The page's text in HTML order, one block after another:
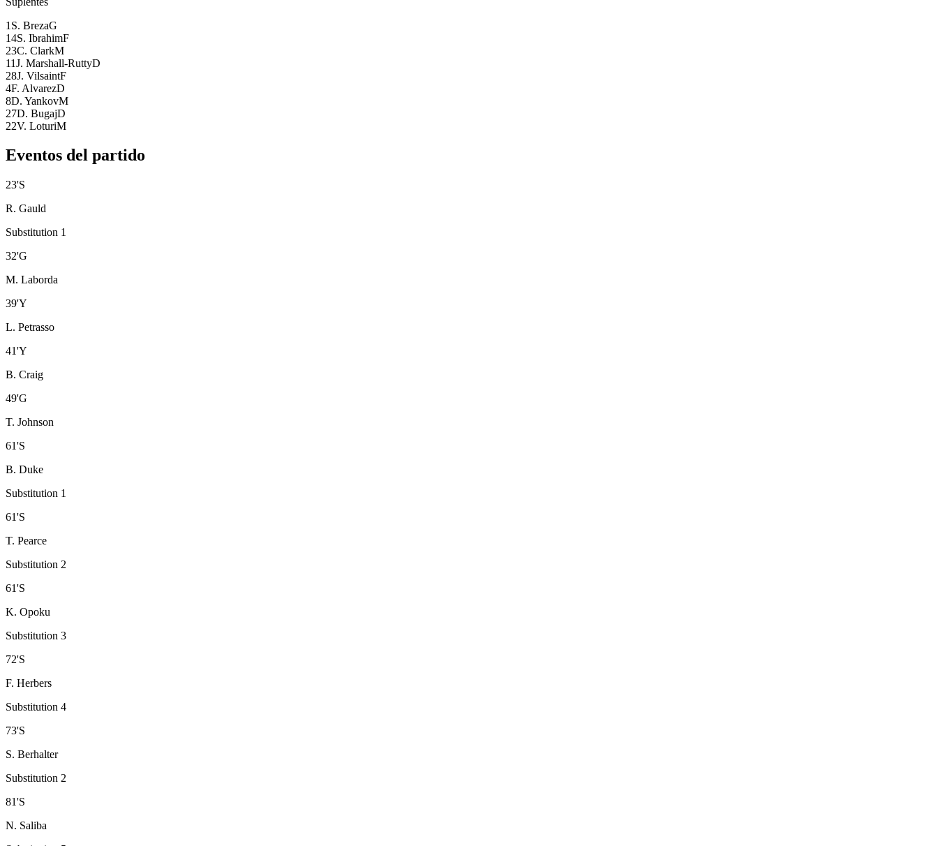
1 S. BrezaG
14S. IbrahimF
23C. ClarkM
11J. Marshall-RuttyD
28J. VilsaintF
4F. AlvarezD
8D. YankovM
27D. BugajD
22V. LoturiM
Eventos del partido
23'S
R. Gauld
Substitution 1
32'G
M. Laborda
39'Y
L. Petrasso
41'Y
B. Craig
49'G
T. Johnson
61'S
B. Duke
Substitution 1
61'S
T. Pearce
Substitution 2
61'S
K. Opoku
Substitution 3
72'S
F. Herbers
Substitution 4
73'S
S. Berhalter
Substitution 2
81'S
N. Saliba